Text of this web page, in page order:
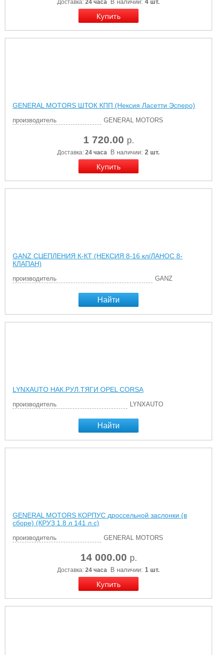
Доставка: 24 часа В наличии: 4 шт.
GENERAL MOTORS ШТОК КПП (Нексия Ласетти Эсперо)
производитель GENERAL MOTORS
1 720.00 р.
Доставка: 24 часа В наличии: 2 шт.
GANZ СЦЕПЛЕНИЯ К-КТ (НЕКСИЯ 8-16 кл/ЛАНОС 8-
КЛАПАН)
производитель GANZ
Найти
LYNXAUTO НАК.РУЛ.ТЯГИ OPEL CORSA
производитель LYNXAUTO
Найти
GENERAL MOTORS КОРПУС дроссельной заслонки (в
сборе) (КРУЗ 1.8 л 141 л.с)
производитель GENERAL MOTORS
14 000.00 р.
Доставка: 24 часа В наличии: 1 шт.